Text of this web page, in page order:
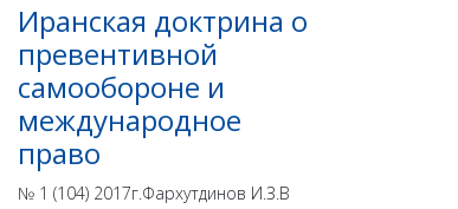
Иранская доктрина о
превентивной
самообороне и
международное
право
№ 1 (104) 2017г.Фархутдинов И.З.В